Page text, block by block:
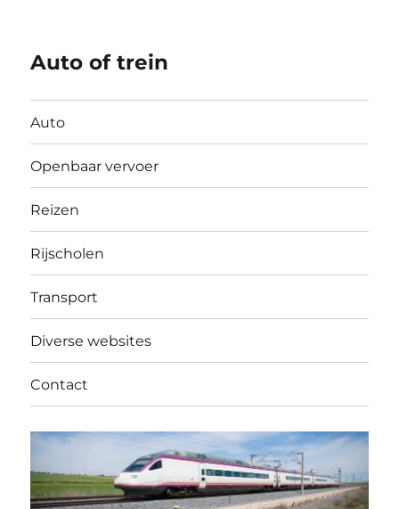
Auto of trein
Auto
Openbaar vervoer
Reizen
Rijscholen
Transport
Diverse websites
Contact